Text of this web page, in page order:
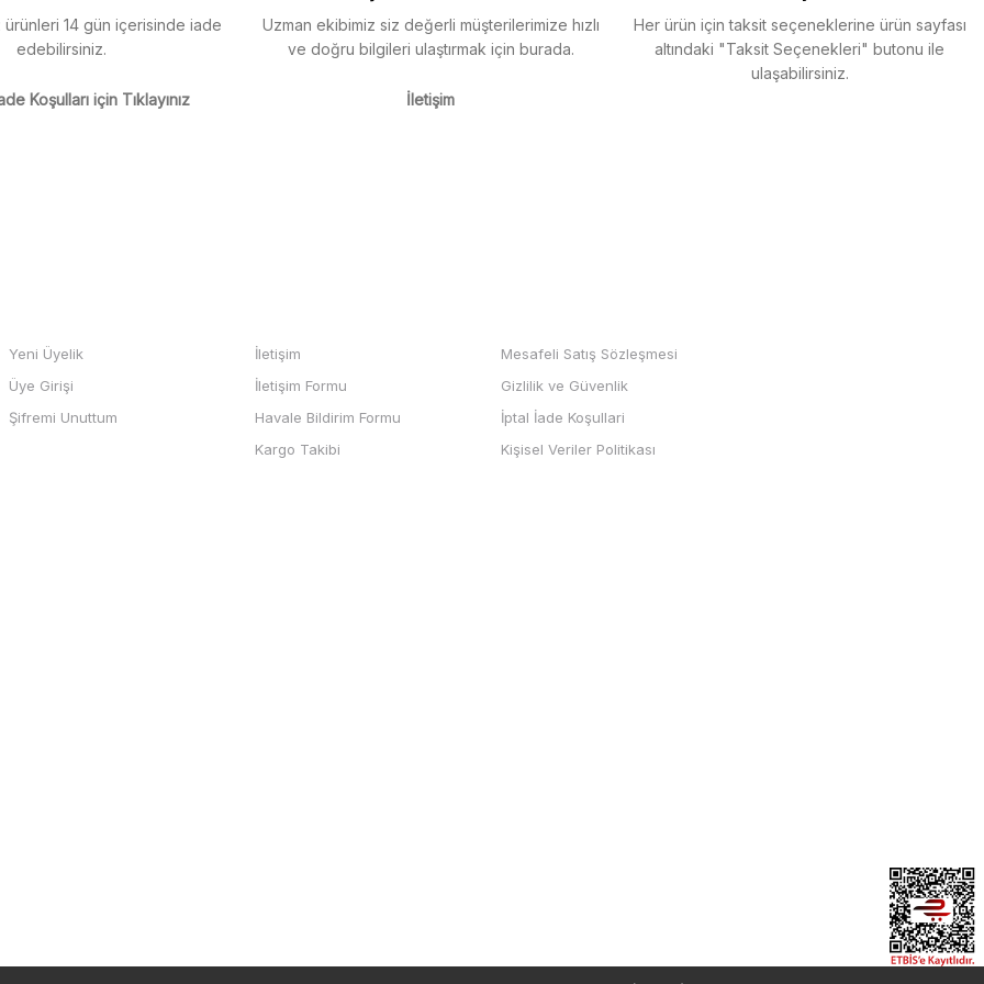
ve odeme kolay , büyük
ürünleri 14 gün içerisinde iade
edebilirsiniz.
Koşulları için Tıklayınız
Uzman ekibimiz siz değerli müşterilerimize hızlı
ve doğru bilgileri ulaştırmak için burada.
İletişim
Her ürün için taksit seçeneklerine ürün sayfası
altındaki "Taksit Seçenekleri" butonu ile
ulaşabilirsiniz.
Yeni Üyelik
Üye Girişi
Şifremi Unuttum
İletişim
İletişim Formu
Havale Bildirim Formu
Kargo Takibi
Mesafeli Satış Sözleşmesi
Gizlilik ve Güvenlik
İptal İade Koşullari
Kişisel Veriler Politikası